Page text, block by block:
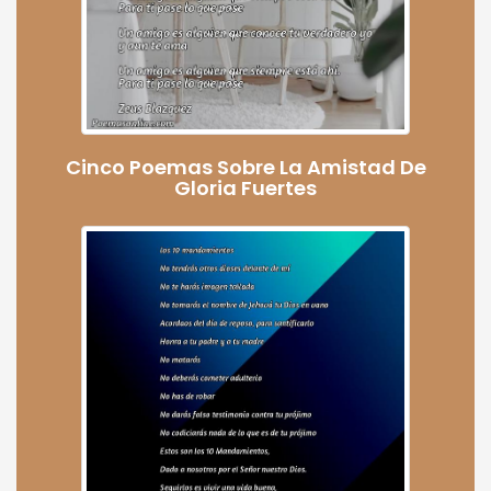
Cinco Poemas Sobre La Amistad De
Gloria Fuertes